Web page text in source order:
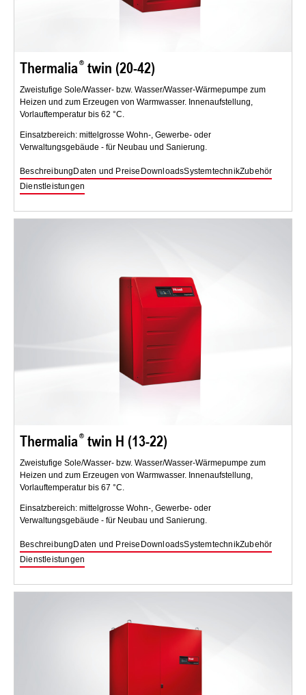
Thermalia twin (20-42)
Zweistufige Sole/Wasser- bzw. Wasser/Wasser-Wärmepumpe zum
Heizen und zum Erzeugen von Warmwasser. Innenaufstellung,
Vorlauftemperatur bis 62 °C.
Einsatzbereich: mittelgrosse Wohn-, Gewerbe- oder
Verwaltungsgebäude - für Neubau und Sanierung.
Beschreibung Daten und Preise DownloadsSystemtechnikZubehör
Dienstleistungen
Thermalia twin H (13-22)
Zweistufige Sole/Wasser- bzw. Wasser/Wasser-Wärmepumpe zum
Heizen und zum Erzeugen von Warmwasser. Innenaufstellung,
Vorlauftemperatur bis 67 °C.
Einsatzbereich: mittelgrosse Wohn-, Gewerbe- oder
Verwaltungsgebäude - für Neubau und Sanierung.
BeschreibungDaten und Preise DownloadsSystemtechnikZubehör
Dienstleistungen